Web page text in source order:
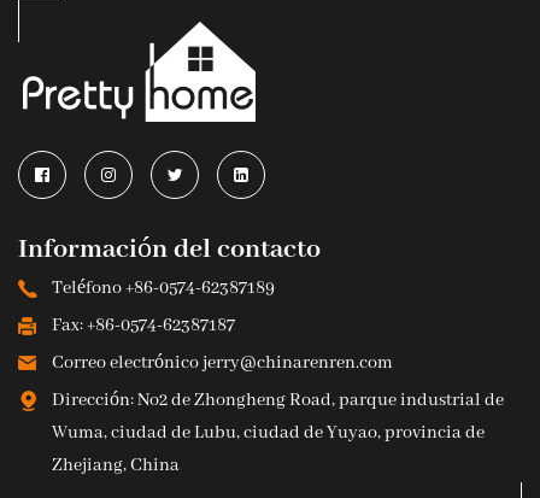
Información del contacto
Teléfono +86-0574-62387189
Fax: +86-0574-62387187
Correo electrónico jerry@chinarenren.com
Dirección: No2 de Zhongheng Road, parque industrial de
Wuma, ciudad de Lubu, ciudad de Yuyao, provincia de
Zhejiang, China